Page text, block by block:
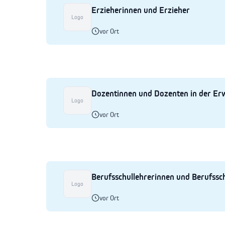
Logo
Erzieherinnen und Erzieher
vor Ort
Logo
Dozentinnen und Dozenten in der
vor Ort
Logo
Berufsschullehrerinnen und
vor Ort